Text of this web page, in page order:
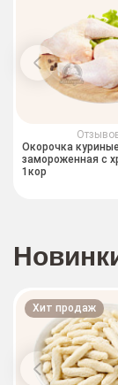
Окорочка куриные
замороженная с
1кор
Хит продаж